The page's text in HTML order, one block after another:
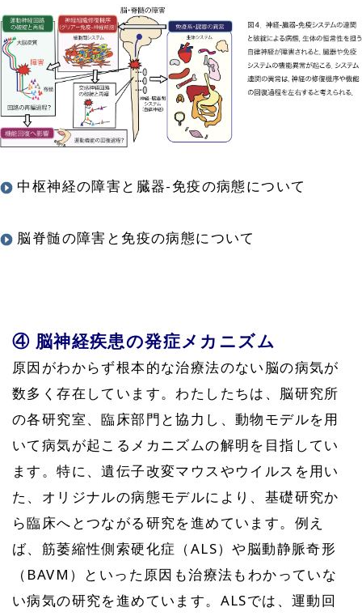
中枢神経の障害と臓器-免疫の病態について
脳脊髄の障害と免疫の病態について
④ 脳神経疾患の発症メカニズム
原因がわからず根本的な治療法のない脳の病気が
数多く存在しています。わたしたちは、脳研究所
の各研究室、臨床部門と協力し、動物モデルを用
いて病気が起こるメカニズムの解明を目指してい
ます。特に、遺伝子改変マウスやウイルスを用い
た、オリジナルの病態モデルにより、基礎研究か
ら臨床へとつながる研究を進めています。例え
ば、筋萎縮性側索硬化症（ALS）や脳動静脈奇形
（BAVM）といった原因も治療法もわかっていな
い病気の研究を進めています。ALSでは、運動回